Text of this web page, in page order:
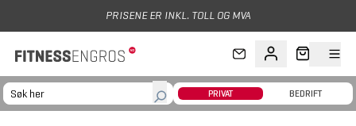
Hopp til hovedinnholdPRISENE ER INKL. TOLL OG MVA
PRIVAT BEDRIFT